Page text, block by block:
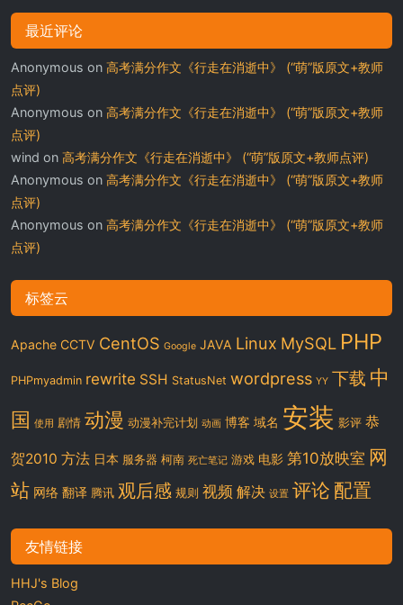
最近评论
Anonymous on 高考满分作文《行走在消逝中》 (“萌”版原文+教师
点评)
Anonymous on 高考满分作文《行走在消逝中》 (“萌”版原文+教师
点评)
wind on 高考满分作文《行走在消逝中》 (“萌”版原文+教师点评)
Anonymous on 高考满分作文《行走在消逝中》 (“萌”版原文+教师
点评)
Anonymous on 高考满分作文《行走在消逝中》 (“萌”版原文+教师
点评)
标签云
Apache CCTV CentOS Google JAVA Linux MySQL PHP
PHPmyadmin rewrite SSH StatusNet wordpress YY 下载 中
国 使用 剧情 动漫 动漫补完计划 动画 博客 域名 安装 影评 恭
贺2010 方法 日本 服务器 柯南 死亡笔记 游戏 电影 第10放映室 网
站 网络 翻译 腾讯 观后感 规则 视频 解决 设置 评论 配置
友情链接
HHJ's Blog